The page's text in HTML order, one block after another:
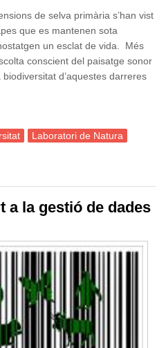
de selva primària s’han vist
que es mantenen sota
un esclat de vida. Més
conscient del paisatge sonor
d’aquestes darreres
Laboratori de Natura
a la gestió de dades